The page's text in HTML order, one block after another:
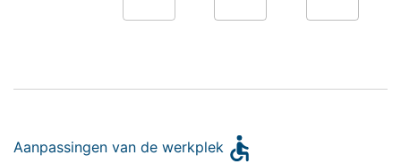
Aanpassingen van de werkplek